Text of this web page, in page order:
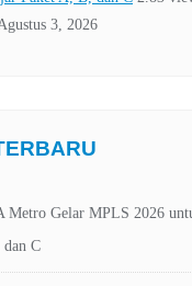
Metro Gelar MPLS 2026
C